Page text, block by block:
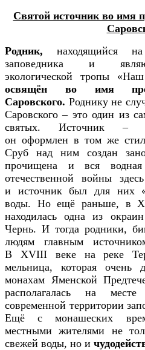
Святой источник во имя
Родник, находящийся на
заповедника и
экологической тропы
освящён во имя
Саровского. Роднику не
Саровского – это один из
святых. Источник –
он оформлен в том же
Сруб над ним создан
прочищена и вся
отечественной войны
и источник был для них
воды. Но ещё раньше, в
находилась одна из
Чернь. И тогда родники,
людям главным
В ХVIII веке на реке
мельница, которая очень
монахам Яменской
располагалась на
современной территории
Ещё с монашеских
местными жителями не
свежей воды, но и